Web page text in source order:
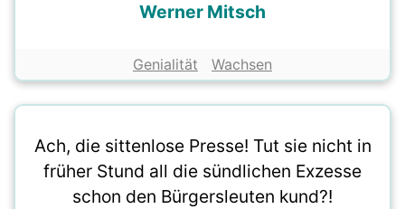
Werner Mitsch
Genialität Wachsen
Ach, die sittenlose Presse! Tut sie nicht in
früher Stund all die sündlichen Exzesse
schon den Bürgersleuten kund?!